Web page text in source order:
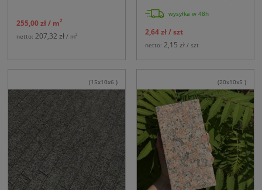
255,00 zł/ m2
netto: 207,32 zł / m2
wysyłka w 48h
2,64 zł/ szt
netto: 2,15 zł / szt
(15x10x6 ) (20x10x5 )